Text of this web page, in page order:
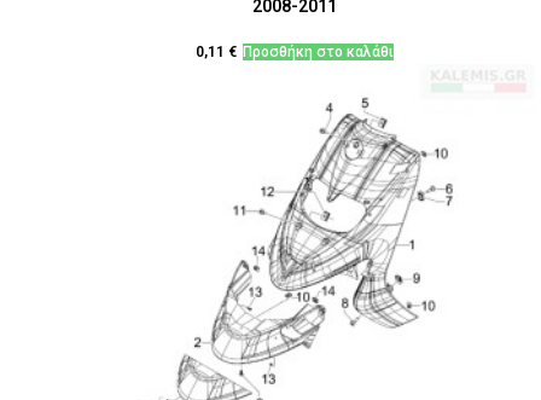
2008-2011
0,11 € Προσθήκη στο καλάθι